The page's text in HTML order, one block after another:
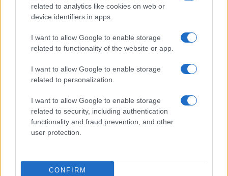
related to analytics like cookies on web or
device identifiers in apps.
I want to allow Google to enable storage
related to functionality of the website or app.
I want to allow Google to enable storage
related to personalization.
I want to allow Google to enable storage
related to security, including authentication
functionality and fraud prevention, and other
user protection.
CONFIRM